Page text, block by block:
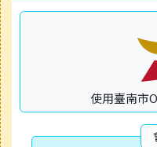
使用臺南市